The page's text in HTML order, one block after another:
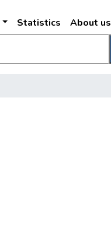
Statistics About us